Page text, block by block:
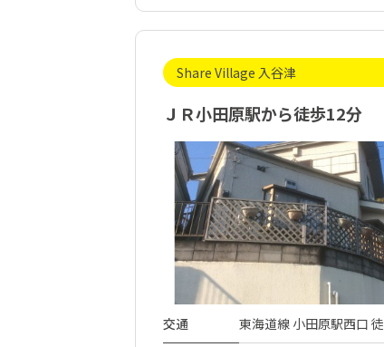
Share Village 入谷津
ＪＲ小田原駅から徒歩12分
交通 東海道線 小田原駅西口